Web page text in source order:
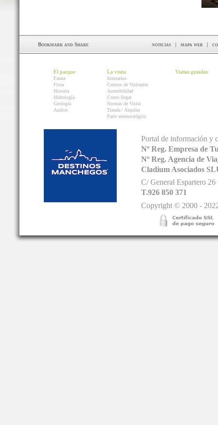
noticias | mapa web |
El parque
Fauna
Flora
Historia
Hidrología
Geología
Audios
La visita
Itinerarios
Centros de Visitantes
Accesibilidad
Como llegar
Normas de Visita
Tienda / Alquiler
Parte meteorológico
Visitas guiadas
Portal de información y
Nº Reg. Empresa de
Nº Reg. Agencia de
Cladium Asociados
C/ General Espartero
T.926 850 371
Copyright © 2000 -